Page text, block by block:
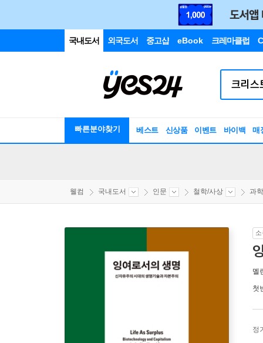
국내도서 외국도서 중고샵 eBook 크레마클럽
빠른분야찾기 베스트 신상품 이벤트 바이백 매
웰컴 국내도서 인문 철학/사상 과
멜
첫
정